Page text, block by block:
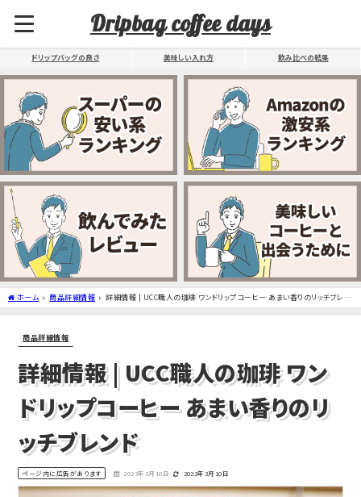
Dripbag coffee days
ドリップバッグの良さ 美味しい入れ方 飲み比べの結果
ホーム 商品詳細情報
詳細情報 | UCC職人の珈琲 ワンドリップコーヒー あまい香りのリッチブレン
ド
商品詳細情報
詳細情報 | UCC職人の珈琲 ワン
ドリップコーヒー あまい香りのリ
ッチブレンド
ページ内に広告があります 2023年3月10日 2023年3月10日